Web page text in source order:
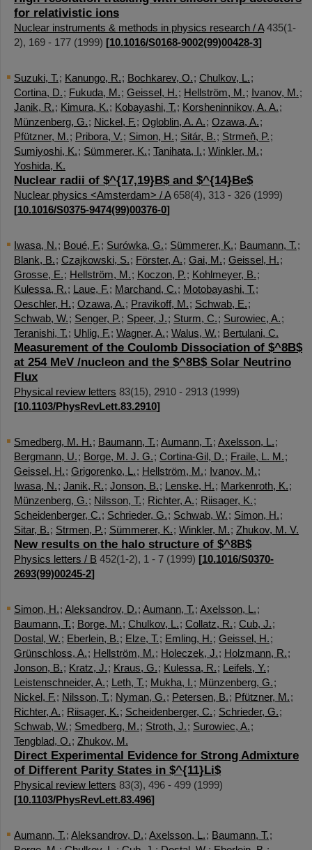
for relativistic ions
Nuclear instruments & methods in physics research / A 435(1-
2), 169 - 177 (1999) [10.1016/S0168-9002(99)00428-3]
Suzuki, T.; Kanungo, R.; Bochkarev, O.; Chulkov, L.;
Cortina, D.; Fukuda, M.; Geissel, H.; Hellström, M.; Ivanov, M.;
Janik, R.; Kimura, K.; Kobayashi, T.; Korsheninnikov, A. A.;
Münzenberg, G.; Nickel, F.; Ogloblin, A. A.; Ozawa, A.;
Pfützner, M.; Pribora, V.; Simon, H.; Sitár, B.; Strmeň, P.;
Sumiyoshi, K.; Sümmerer, K.; Tanihata, I.; Winkler, M.;
Yoshida, K.
Nuclear radii of $^{17,19}B$ and $^{14}Be$
Nuclear physics <Amsterdam> / A 658(4), 313 - 326 (1999)
[10.1016/S0375-9474(99)00376-0]
Iwasa, N.; Boué, F.; Surówka, G.; Sümmerer, K.; Baumann, T.;
Blank, B.; Czajkowski, S.; Förster, A.; Gai, M.; Geissel, H.;
Grosse, E.; Hellström, M.; Koczon, P.; Kohlmeyer, B.;
Kulessa, R.; Laue, F.; Marchand, C.; Motobayashi, T.;
Oeschler, H.; Ozawa, A.; Pravikoff, M.; Schwab, E.;
Schwab, W.; Senger, P.; Speer, J.; Sturm, C.; Surowiec, A.;
Teranishi, T.; Uhlig, F.; Wagner, A.; Walus, W.; Bertulani, C.
Measurement of the Coulomb Dissociation of $^8B$
at 254 MeV /nucleon and the $^8B$ Solar Neutrino
Flux
Physical review letters 83(15), 2910 - 2913 (1999)
[10.1103/PhysRevLett.83.2910]
Smedberg, M. H.; Baumann, T.; Aumann, T.; Axelsson, L.;
Bergmann, U.; Borge, M. J. G.; Cortina-Gil, D.; Fraile, L. M.;
Geissel, H.; Grigorenko, L.; Hellström, M.; Ivanov, M.;
Iwasa, N.; Janik, R.; Jonson, B.; Lenske, H.; Markenroth, K.;
Münzenberg, G.; Nilsson, T.; Richter, A.; Riisager, K.;
Scheidenberger, C.; Schrieder, G.; Schwab, W.; Simon, H.;
Sitar, B.; Strmen, P.; Sümmerer, K.; Winkler, M.; Zhukov, M. V.
New results on the halo structure of $^8B$
Physics letters / B 452(1-2), 1 - 7 (1999) [10.1016/S0370-
2693(99)00245-2]
Simon, H.; Aleksandrov, D.; Aumann, T.; Axelsson, L.;
Baumann, T.; Borge, M.; Chulkov, L.; Collatz, R.; Cub, J.;
Dostal, W.; Eberlein, B.; Elze, T.; Emling, H.; Geissel, H.;
Grünschloss, A.; Hellström, M.; Holeczek, J.; Holzmann, R.;
Jonson, B.; Kratz, J.; Kraus, G.; Kulessa, R.; Leifels, Y.;
Leistenschneider, A.; Leth, T.; Mukha, I.; Münzenberg, G.;
Nickel, F.; Nilsson, T.; Nyman, G.; Petersen, B.; Pfützner, M.;
Richter, A.; Riisager, K.; Scheidenberger, C.; Schrieder, G.;
Schwab, W.; Smedberg, M.; Stroth, J.; Surowiec, A.;
Tengblad, O.; Zhukov, M.
Direct Experimental Evidence for Strong Admixture
of Different Parity States in $^{11}Li$
Physical review letters 83(3), 496 - 499 (1999)
[10.1103/PhysRevLett.83.496]
Aumann, T.; Aleksandrov, D.; Axelsson, L.; Baumann, T.;